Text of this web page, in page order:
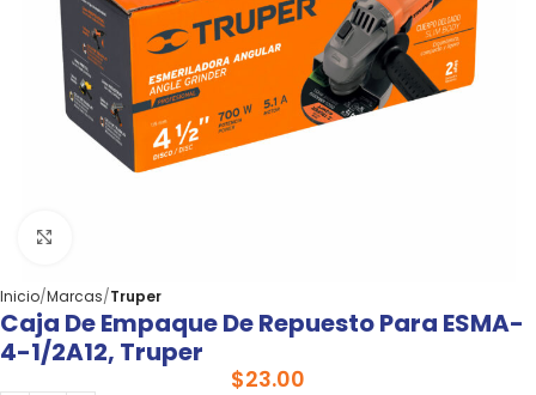
Inicio Marcas Truper
Caja De Empaque De Repuesto Para ESMA-
4-1/2A12, Truper
$23.00